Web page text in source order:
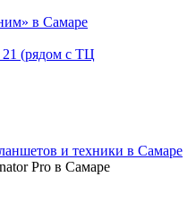
21 (рядом с ТЦ
и техники в Самаре
Pro в Самаре